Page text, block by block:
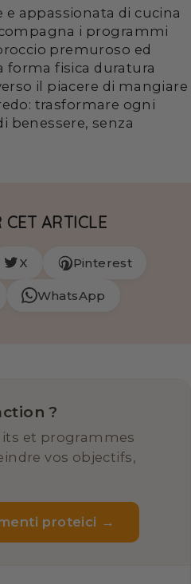
appassionata di cucina
i programmi
premuroso ed
forma fisica duratura
il piacere di mangiare
trasformare ogni
benessere, senza
CET ARTICLE
X Pinterest
WhatsApp
?
et programmes
vos objectifs,
proteici →